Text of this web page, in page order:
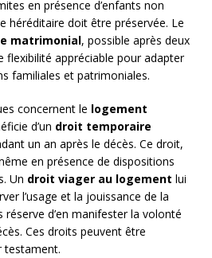
en présence d’enfants non
héréditaire doit être préservée. Le
matrimonial, possible après deux
flexibilité appréciable pour adapter
familiales et patrimoniales.
concernent le logement
d’un droit temporaire
un an après le décès. Ce droit,
en présence de dispositions
Un droit viager au logement lui
l’usage et la jouissance de la
réserve d’en manifester la volonté
Ces droits peuvent être
testament.